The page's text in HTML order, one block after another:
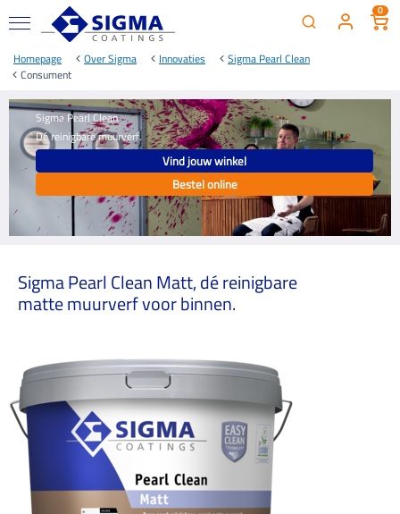
0
Homepage Over Sigma Innovaties
Sigma Pearl Clean
Consument
Sigma Pearl Clean
Dé reinigbare muurverf.
Vind jouw winkel
Bestel online
Sigma Pearl Clean Matt, dé reinigbare
matte muurverf voor binnen.